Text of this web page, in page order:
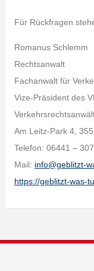
Für Rückfragen
Romanus Schlemm
Rechtsanwalt
Fachanwalt für
Vize-Präsident des
Am Leitz-Park 4,
Telefon: 06441 –
Mail: info@geblitzt-
https://geblitzt-was-